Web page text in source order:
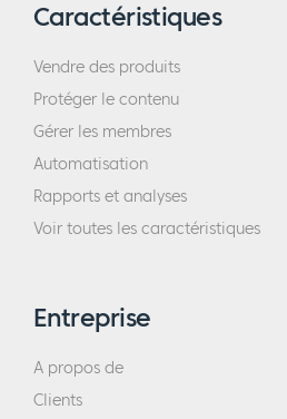
Caractéristiques
Vendre des produits
Protéger le contenu
Gérer les membres
Automatisation
Rapports et analyses
Voir toutes les caractéristiques
Entreprise
A propos de
Clients